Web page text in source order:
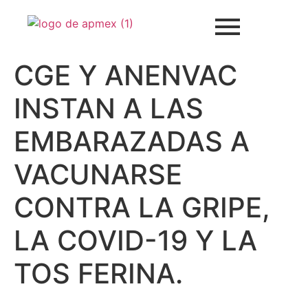
CGE Y ANENVAC
INSTAN A LAS
EMBARAZADAS A
VACUNARSE
CONTRA LA GRIPE,
LA COVID-19 Y LA
TOS FERINA.